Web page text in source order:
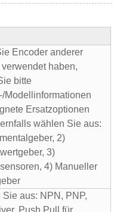
Encoder anderer
verwendet haben,
bitte
Modellinformationen
Ersatzoptionen
wählen Sie aus:
2)
3)
4) Manueller
Sie aus: NPN, PNP,
Push Pull für